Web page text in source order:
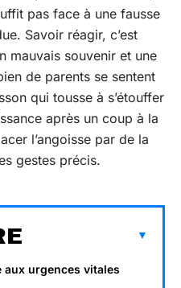
pas face à une fausse
Savoir réagir, c’est
mauvais souvenir et une
de parents se sentent
qui tousse à s’étouffer
après un coup à la
l’angoisse par de la
gestes précis.
aux urgences vitales